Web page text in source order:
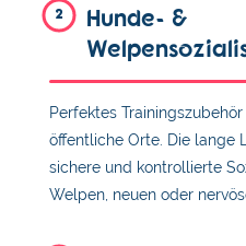
2
Hunde- &
Perfektes
öffentliche Orte. Die lange
sichere und kontrollierte
Welpen, neuen oder